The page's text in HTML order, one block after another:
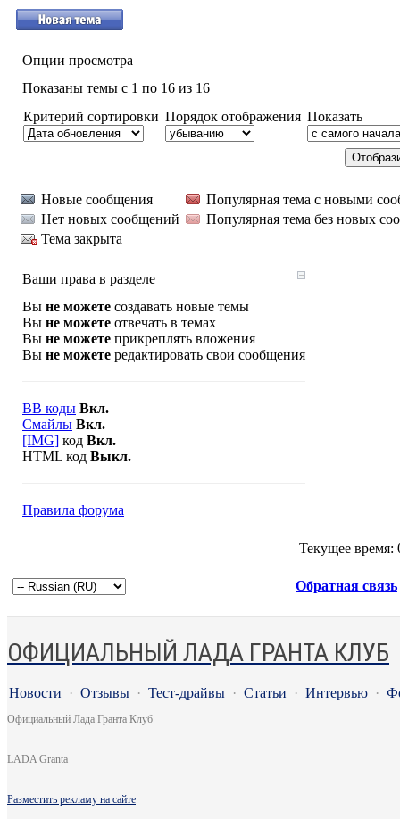
Опции просмотра
Показаны темы с 1 по 16 из 16
Критерий сортировки Порядок отображения Показать
Новые сообщения
Популярная тема с новыми
Нет новых сообщений
Популярная тема без новых
Тема закрыта
Ваши права в разделе
Вы не можете создавать новые темы
Вы не можете отвечать в темах
Вы не можете прикреплять вложения
Вы не можете редактировать свои сообщения
BB коды Вкл.
Смайлы Вкл.
[IMG] код Вкл.
HTML код Выкл.
Правила форума
Текущее время:
Обратная связь
ОФИЦИАЛЬНЫЙ ЛАДА ГРАНТА КЛУБ
Новости · Отзывы · Тест-драйвы · Статьи · Интервью ·
Официальный Лада Гранта Клуб
LADA Granta
Разместить рекламу на сайте